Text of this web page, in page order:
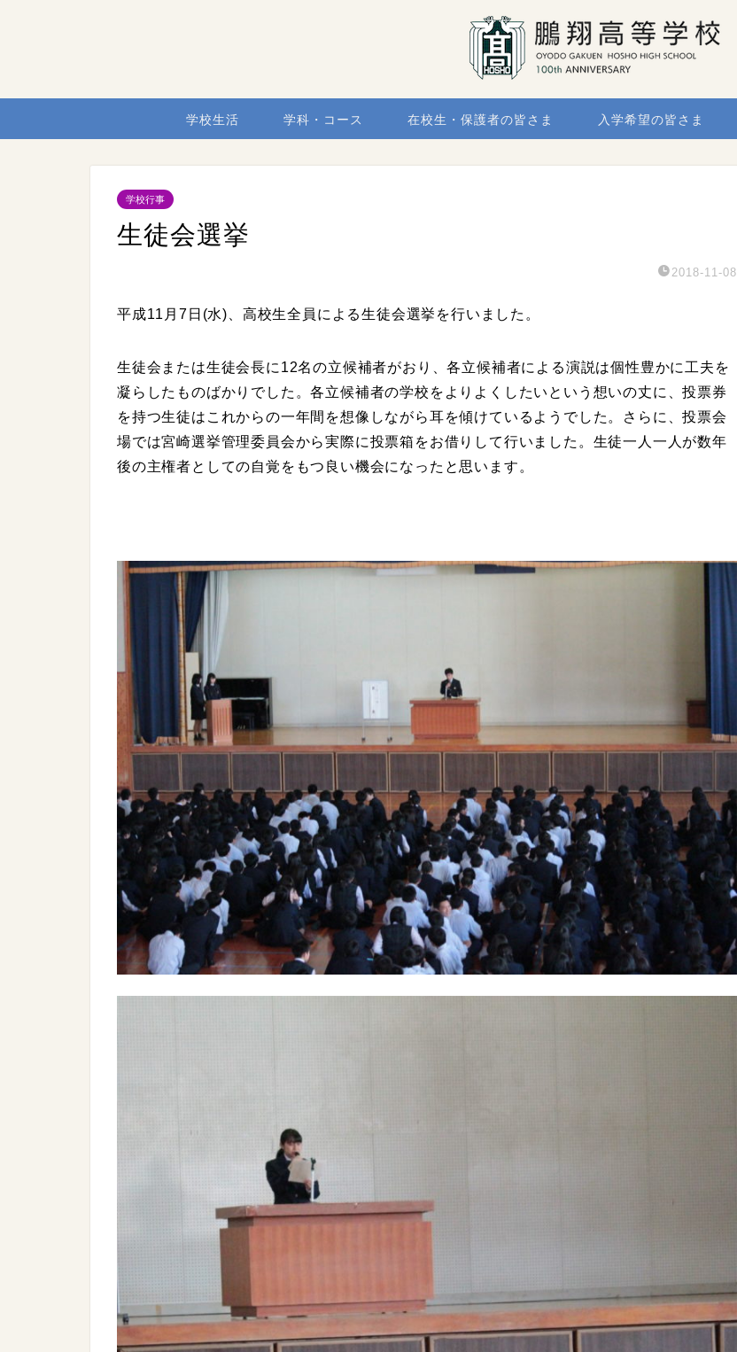
学校生活 学科・コース 在校生・保護者の皆さま 入学希望の皆さま
学校行事
生徒会選挙
2018-11-08
平成11月7日(水)、高校生全員による生徒会選挙を行いました。
生徒会または生徒会長に12名の立候補者がおり、各立候補者による演説は個性豊かに工夫を
凝らしたものばかりでした。各立候補者の学校をよりよくしたいという想いの丈に、投票券
を持つ生徒はこれからの一年間を想像しながら耳を傾けているようでした。さらに、投票会
場では宮崎選挙管理委員会から実際に投票箱をお借りして行いました。生徒一人一人が数年
後の主権者としての自覚をもつ良い機会になったと思います。